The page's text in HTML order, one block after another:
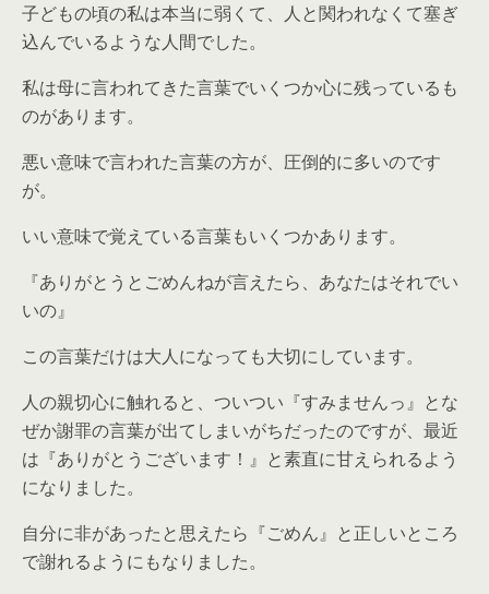
子どもの頃の私は本当に弱くて、人と関われなくて塞ぎ
込んでいるような人間でした。
私は母に言われてきた言葉でいくつか心に残っているも
のがあります。
悪い意味で言われた言葉の方が、圧倒的に多いのです
が。
いい意味で覚えている言葉もいくつかあります。
『ありがとうとごめんねが言えたら、あなたはそれでい
いの』
この言葉だけは大人になっても大切にしています。
人の親切心に触れると、ついつい『すみませんっ』とな
ぜか謝罪の言葉が出てしまいがちだったのですが、最近
は『ありがとうございます！』と素直に甘えられるよう
になりました。
自分に非があったと思えたら『ごめん』と正しいところ
で謝れるようにもなりました。